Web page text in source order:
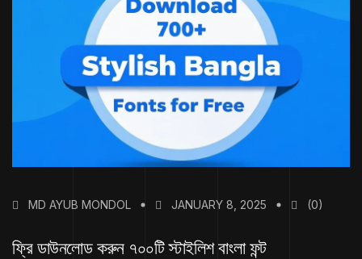
MD AYUB MONDOL JANUARY 8, 2025 (0)
ফ্রি ডাউনলোড করুন ৭০০টি স্টাইলিশ বাংলা ফন্ট